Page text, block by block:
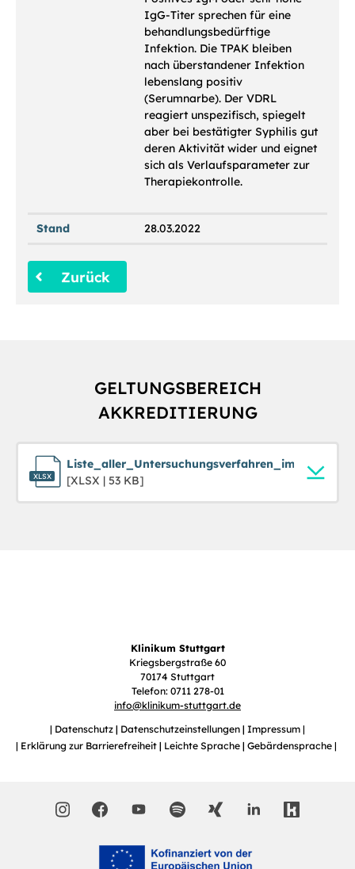
IgG-Titer sprechen für eine
behandlungsbedürftige
Infektion. Die TPAK bleiben
nach überstandener Infektion
lebenslang positiv
(Serumnarbe). Der VDRL
reagiert unspezifisch, spiegelt
aber bei bestätigter Syphilis gut
deren Aktivität wider und eignet
sich als Verlaufsparameter zur
Therapiekontrolle.
Stand 28.03.2022
Zurück
GELTUNGSBEREICH
AKKREDITIERUNG
[XLSX | 53 KB]
Klinikum Stuttgart
Kriegsbergstraße 60
70174 Stuttgart
Telefon: 0711 278-01
info@klinikum-stuttgart.de
Datenschutz
Datenschutzeinstellungen
Impressum
Erklärung zur Barrierefreiheit
Leichte Sprache Gebärdensprache